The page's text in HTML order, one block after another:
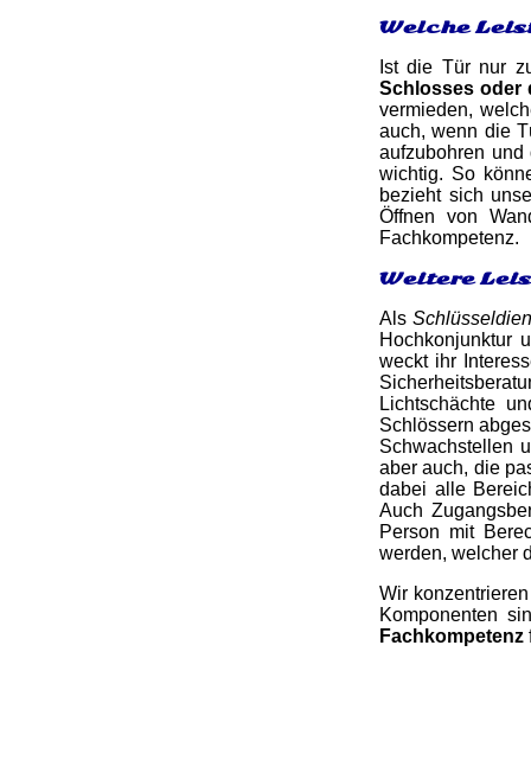
Welche
Ist die Tür nur
Schlosses oder
vermieden,
auch, wenn die
aufzubohren
wichtig. So
bezieht sich
Öffnen von
Fachkompetenz.
Weitere
Als
Hochkonjunktur
weckt ihr
Lichtschächte
Schlössern
Schwachstellen
aber auch, die
dabei alle
Auch
Person mit
werden, welcher
Wir
Komponenten
Fachkompetenz